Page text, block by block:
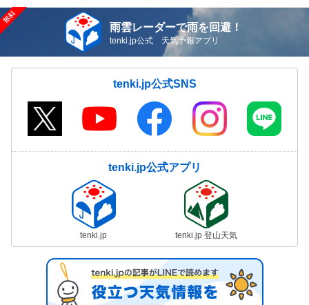
雨雲レーダーで雨を回避！
tenki.jp公式 天気予報アプリ
tenki.jp公式SNS
tenki.jp公式アプリ
tenki.jp tenki.jp 登山天気